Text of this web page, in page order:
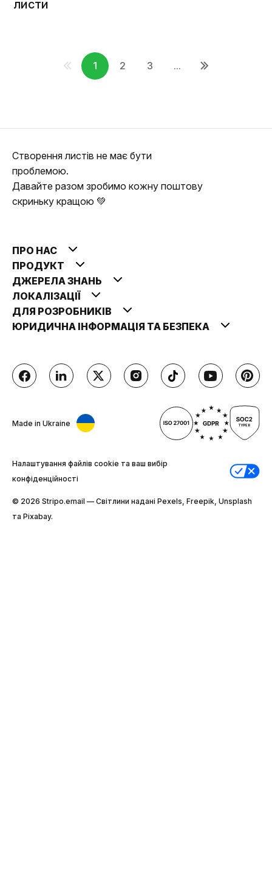
листи
1 2 3 ...
Створення листів не має бути
проблемою.
Давайте разом зробимо кожну поштову
скриньку кращою 💚
ПРО НАС
ПРОДУКТ
ДЖЕРЕЛА ЗНАНЬ
ЛОКАЛІЗАЦІЇ
ДЛЯ РОЗРОБНИКІВ
ЮРИДИЧНА ІНФОРМАЦІЯ ТА БЕЗПЕКА
Made in Ukraine
Налаштування файлів cookie та ваш вибір
конфіденційності
© 2026 Stripо.email — Світлини надані Pexels, Freepik, Unsplash
та Pixabay.